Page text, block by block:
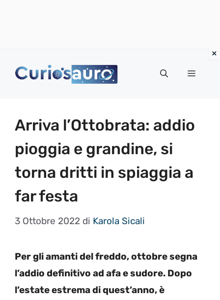
Menu
Arriva l’Ottobrata: addio
pioggia e grandine, si
torna dritti in spiaggia a
far festa
3 Ottobre 2022 di Karola Sicali
Per gli amanti del freddo, ottobre segna
l’addio definitivo ad afa e sudore. Dopo
l’estate estrema di quest’anno, è